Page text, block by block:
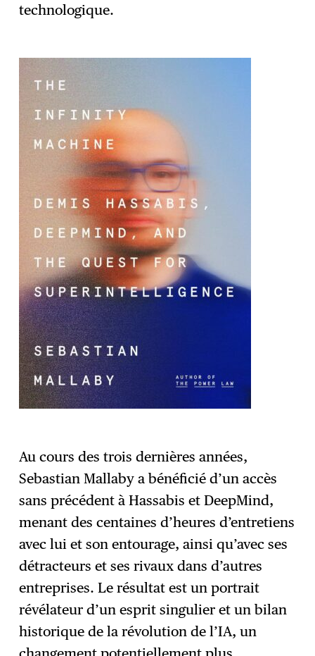
technologique.
Au cours des trois dernières années,
Sebastian Mallaby a bénéficié d’un accès
sans précédent à Hassabis et DeepMind,
menant des centaines d’heures d’entretiens
avec lui et son entourage, ainsi qu’avec ses
détracteurs et ses rivaux dans d’autres
entreprises. Le résultat est un portrait
révélateur d’un esprit singulier et un bilan
historique de la révolution de l’IA, un